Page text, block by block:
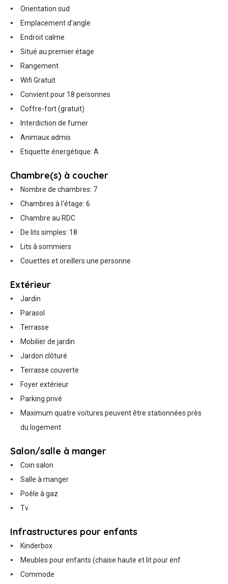
Orientation sud
Emplacement d’angle
Endroit calme
Situé au premier étage
Rangement
Wifi Gratuit
Convient pour 18 personnes
Coffre-fort (gratuit)
Interdiction de fumer
Animaux admis
Etiquette énergétique: A
Chambre(s) à coucher
Nombre de chambres: 7
Chambres à l'étage: 6
Chambre au RDC
De lits simples: 18
Lits à sommiers
Couettes et oreillers une personne
Extérieur
Jardin
Parasol
Terrasse
Mobilier de jardin
Jardon clôturé
Terrasse couverte
Foyer extérieur
Parking privé
Maximum quatre voitures peuvent être stationnées près
du logement
Salon/salle à manger
Coin salon
Salle à manger
Poêle à gaz
Tv
Infrastructures pour enfants
Kinderbox
Meubles pour enfants (chaise haute et lit pour enf
Commode